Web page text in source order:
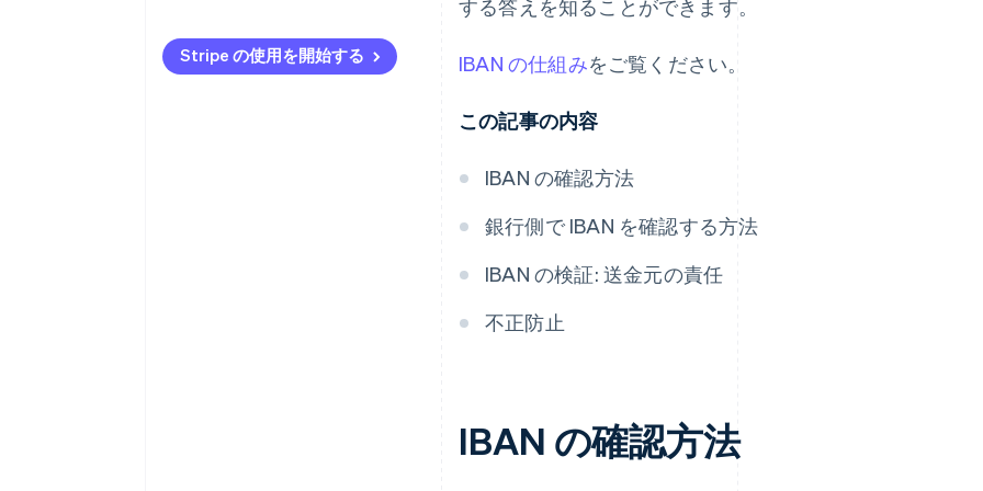
Stripe の使用を開始する
する答えを知ることができます。
IBAN の仕組みをご覧ください。
この記事の内容
IBAN の確認方法
銀行側で IBAN を確認する方法
IBAN の検証: 送金元の責任
不正防止
IBAN の確認方法